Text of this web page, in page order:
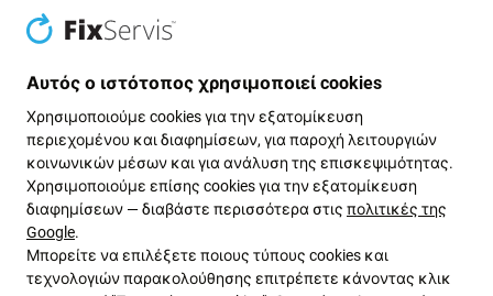
Αυτός ο ιστότοπος χρησιμοποιεί cookies
Χρησιμοποιούμε cookies για την εξατομίκευση
περιεχομένου και διαφημίσεων, για παροχή λειτουργιών
κοινωνικών μέσων και για ανάλυση της επισκεψιμότητας.
Χρησιμοποιούμε επίσης cookies για την εξατομίκευση
διαφημίσεων — διαβάστε περισσότερα στις πολιτικές της
Google.
Μπορείτε να επιλέξετε ποιους τύπους cookies και
τεχνολογιών παρακολούθησης επιτρέπετε κάνοντας κλικ